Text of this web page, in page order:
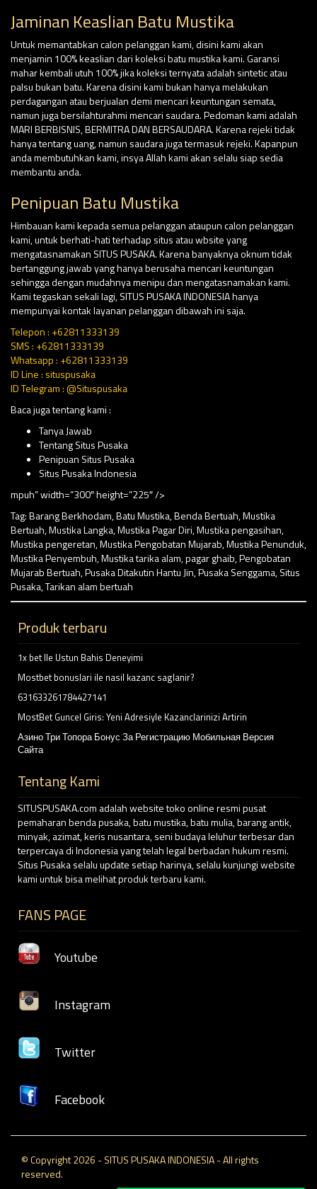
Jaminan Keaslian Batu Mustika
Untuk memantabkan calon pelanggan kami, disini kami akan
menjamin 100% keaslian dari koleksi batu mustika kami. Garansi
mahar kembali utuh 100% jika koleksi ternyata adalah sintetic atau
palsu bukan batu. Karena disini kami bukan hanya melakukan
perdagangan atau berjualan demi mencari keuntungan semata,
namun juga bersilahturahmi mencari saudara. Pedoman kami adalah
MARI BERBISNIS, BERMITRA DAN BERSAUDARA. Karena rejeki tidak
hanya tentang uang, namun saudara juga termasuk rejeki. Kapanpun
anda membutuhkan kami, insya Allah kami akan selalu siap sedia
membantu anda.
Penipuan Batu Mustika
Himbauan kami kepada semua pelanggan ataupun calon pelanggan
kami, untuk berhati-hati terhadap situs atau wbsite yang
mengatasnamakan SITUS PUSAKA. Karena banyaknya oknum tidak
bertanggung jawab yang hanya berusaha mencari keuntungan
sehingga dengan mudahnya menipu dan mengatasnamakan kami.
Kami tegaskan sekali lagi, SITUS PUSAKA INDONESIA hanya
mempunyai kontak layanan pelanggan dibawah ini saja.
Telepon : +62811333139
SMS : +62811333139
Whatsapp : +62811333139
ID Line : situspusaka
ID Telegram : @Situspusaka
Baca juga tentang kami :
Tanya Jawab
Tentang Situs Pusaka
Penipuan Situs Pusaka
Situs Pusaka Indonesia
mpuh” width=”300″ height=”225″ />
Tag:Barang Berkhodam,Batu Mustika,Benda Bertuah,Mustika
Bertuah,Mustika Langka,Mustika Pagar Diri,Mustika pengasihan,
Mustika pengeretan,Mustika Pengobatan Mujarab,Mustika Penunduk,
Mustika Penyembuh,Mustika tarika alam,pagar ghaib,Pengobatan
Mujarab Bertuah,Pusaka Ditakutin Hantu Jin,Pusaka Senggama,Situs
Pusaka,Tarikan alam bertuah
Produk terbaru
1x bet Ile Ustun Bahis Deneyimi
Mostbet bonuslari ile nasil kazanc saglanir?
631633261784427141
MostBet Guncel Giris: Yeni Adresiyle Kazanclarinizi Artirin
Азино Три Топора Бонус За Регистрацию Мобильная Версия
Сайта
Tentang Kami
SITUSPUSAKA.com adalah website toko online resmi pusat
pemaharan benda pusaka, batu mustika, batu mulia, barang antik,
minyak, azimat, keris nusantara, seni budaya leluhur terbesar dan
terpercaya di Indonesia yang telah legal berbadan hukum resmi.
Situs Pusaka selalu update setiap harinya, selalu kunjungi website
kami untuk bisa melihat produk terbaru kami.
FANS PAGE
Youtube
Instagram
Twitter
Facebook
© Copyright 2026 - SITUS PUSAKA INDONESIA - All rights
reserved.